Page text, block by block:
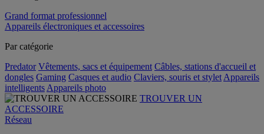
Grand format professionnel
Appareils électroniques et accessoires
Par catégorie
Predator Vêtements, sacs et équipement Câbles, stations d'accueil et
dongles Gaming Casques et audio Claviers, souris et stylet Appareils
intelligents Appareils photo
TROUVER UN
ACCESSOIRE
Réseau